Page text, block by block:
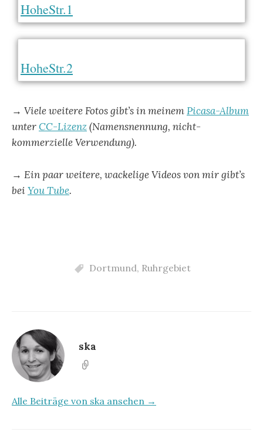
HoheStr.1
HoheStr.2
→ Viele weitere Fotos gibt’s in meinemPicasa-Album
unterCC-Lizenz(Namensnennung, nicht-
kommerzielle Verwendung).
→ Ein paar weitere, wackelige Videos von mir gibt’s
bei You Tube.
Dortmund, Ruhrgebiet
ska
Alle Beiträge von ska ansehen →